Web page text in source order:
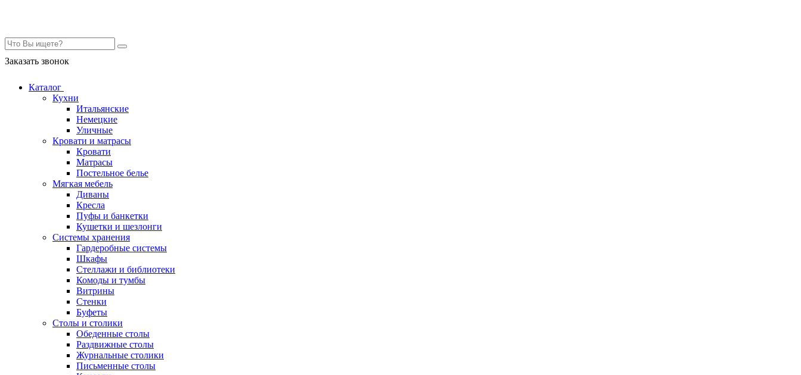
Заказать звонок
Каталог
Кухни
Итальянские
Немецкие
Уличные
Кровати и матрасы
Кровати
Матрасы
Постельное белье
Мягкая мебель
Диваны
Кресла
Пуфы и банкетки
Кушетки и шезлонги
Системы хранения
Гардеробные системы
Шкафы
Стеллажи и библиотеки
Комоды и тумбы
Витрины
Стенки
Буфеты
Столы и столики
Обеденные столы
Раздвижные столы
Журнальные столики
Письменные столы